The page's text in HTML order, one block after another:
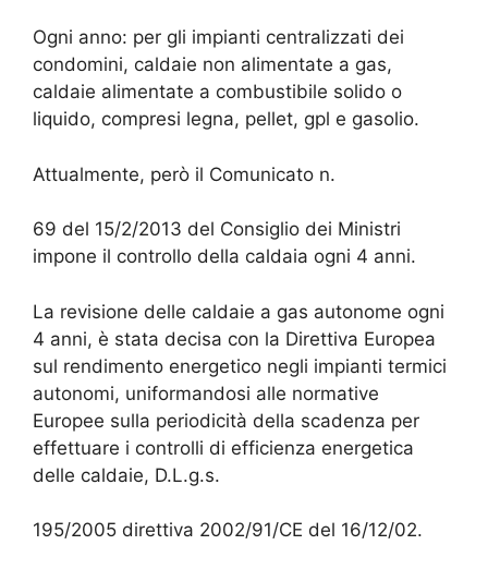
Ogni anno: per gli impianti centralizzati dei
condomini, caldaie non alimentate a gas,
caldaie alimentate a combustibile solido o
liquido, compresi legna, pellet, gpl e gasolio.
Attualmente, però il Comunicato n.
69 del 15/2/2013 del Consiglio dei Ministri
impone il controllo della caldaia ogni 4 anni.
La revisione delle caldaie a gas autonome ogni
4 anni, è stata decisa con la Direttiva Europea
sul rendimento energetico negli impianti termici
autonomi, uniformandosi alle normative
Europee sulla periodicità della scadenza per
effettuare i controlli di efficienza energetica
delle caldaie, D.L.g.s.
195/2005 direttiva 2002/91/CE del 16/12/02.